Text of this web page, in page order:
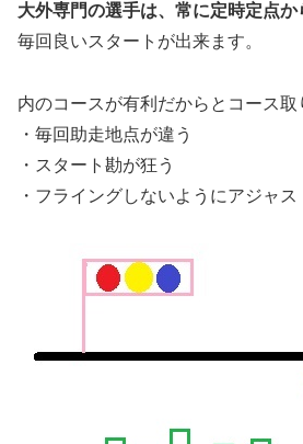
大外専門の選手は、常に定時定点か
毎回良いスタートが出来ます。
内のコースが有利だからとコース取
・毎回助走地点が違う
・スタート勘が狂う
・フライングしないようにアジャ